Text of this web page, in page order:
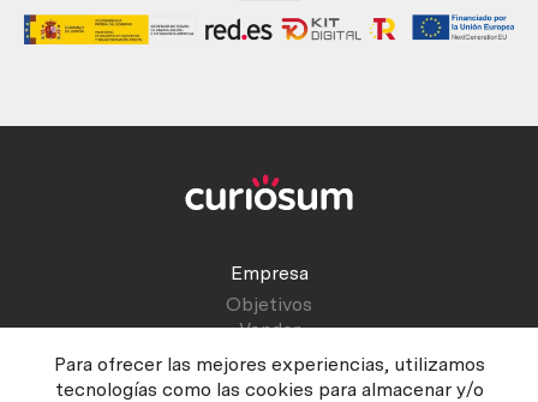
Para ofrecer las mejores experiencias, utilizamos
tecnologías como las cookies para almacenar y/o
Empresa
Objetivos
Vender